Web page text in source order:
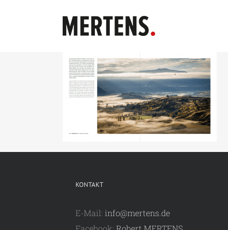
KONTAKT
E-Mail: info@mertens.de